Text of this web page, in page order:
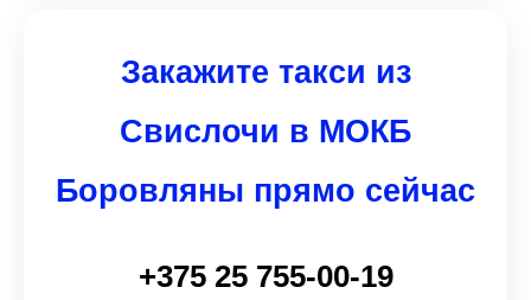
Закажите такси из
Свислочи в МОКБ
Боровляны прямо сейчас
+375 25 755-00-19